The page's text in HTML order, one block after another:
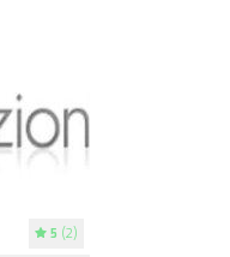
5 (2)